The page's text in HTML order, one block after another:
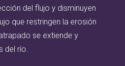
del flujo y disminuyen
que restringen la erosión
se extiende y
del río.